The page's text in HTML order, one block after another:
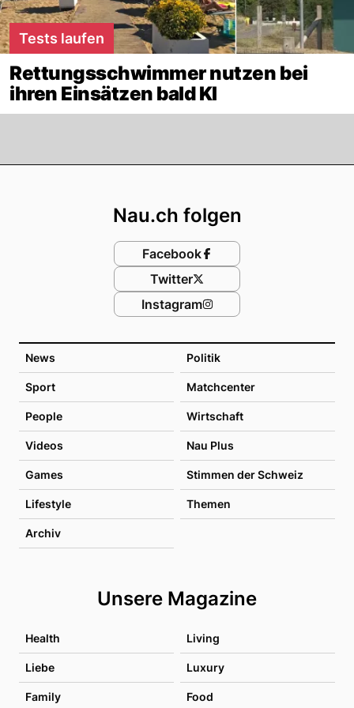
Tests laufen
Rettungsschwimmer nutzen bei
ihren Einsätzen bald KI
News Politik
Sport Matchcenter
People Wirtschaft
Videos Nau Plus
Games Stimmen der Schweiz
Lifestyle Themen
Archiv
Unsere Magazine
Health Living
Liebe Luxury
Family Food
Nau.ch folgen
Facebook
Twitter
Instagram